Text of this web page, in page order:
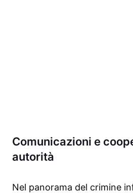
Comunicazioni e
autorità
Nel panorama del crimine